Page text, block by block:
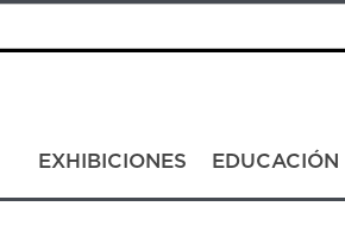
EXHIBICIONES EDUCACIÓN